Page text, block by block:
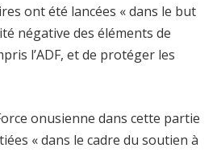
ont été lancées « dans le but
négative des éléments de
l’ADF, et de protéger les
onusienne dans cette partie
« dans le cadre du soutien à